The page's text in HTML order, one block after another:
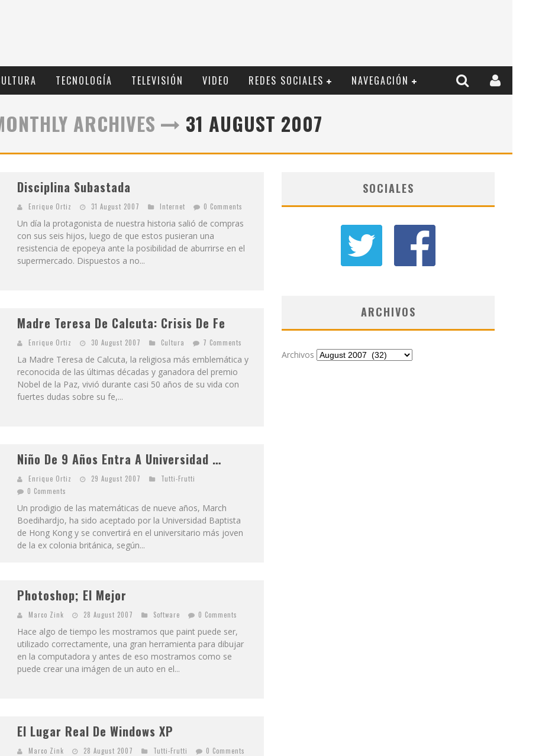
TECNOLOGÍ­A TELEVISIÓN VIDEO REDES SOCIALES NAVEGACIÓN
ARCHIVES 31 AUGUST 2007
Disciplina Subastada
Enrique Ortiz 31 August 2007 Internet 0 Comments
Un día la protagonista de nuestra historia salió de compras
con sus seis hijos, luego de que estos pusieran una
resistencia de epopeya ante la posibilidad de aburrirse en el
supermercado. Dispuestos a no...
Madre Teresa De Calcuta: Crisis De Fe
Enrique Ortiz 30 August 2007 Cultura 7 Comments
La Madre Teresa de Calcuta, la religiosa más emblemática y
reconocida de las últimas décadas y ganadora del premio
Nobel de la Paz, vivió durante casi 50 años de su vida con
fuertes dudas sobre su fe,...
Niño De 9 Años Entra A Universidad …
Enrique Ortiz 29 August 2007
Tutti-Frutti
0 Comments
Un prodigio de las matemáticas de nueve años, March
Boedihardjo, ha sido aceptado por la Universidad Baptista
de Hong Kong y se convertirá en el universitario más joven
de la ex colonia británica, según...
Photoshop; El Mejor
Marco Zink 28 August 2007 Software 0 Comments
Hace algo de tiempo les mostramos que paint puede ser,
utilizado correctamente, una gran herramienta para dibujar
en la computadora y antes de eso mostramos como se
puede crear una imágen de un auto en el...
El Lugar Real De Windows XP
Marco Zink 28 August 2007 Tutti-Frutti 0 Comments
SOCIALES
ARCHIVOS
Archivos